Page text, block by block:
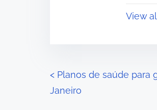
View
P
o
< Planos de saúde para
Janeiro